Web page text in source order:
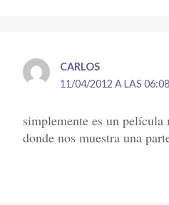
CARLOS
11/04/2012 A LAS 06:08
simplemente es un película
donde nos muestra una